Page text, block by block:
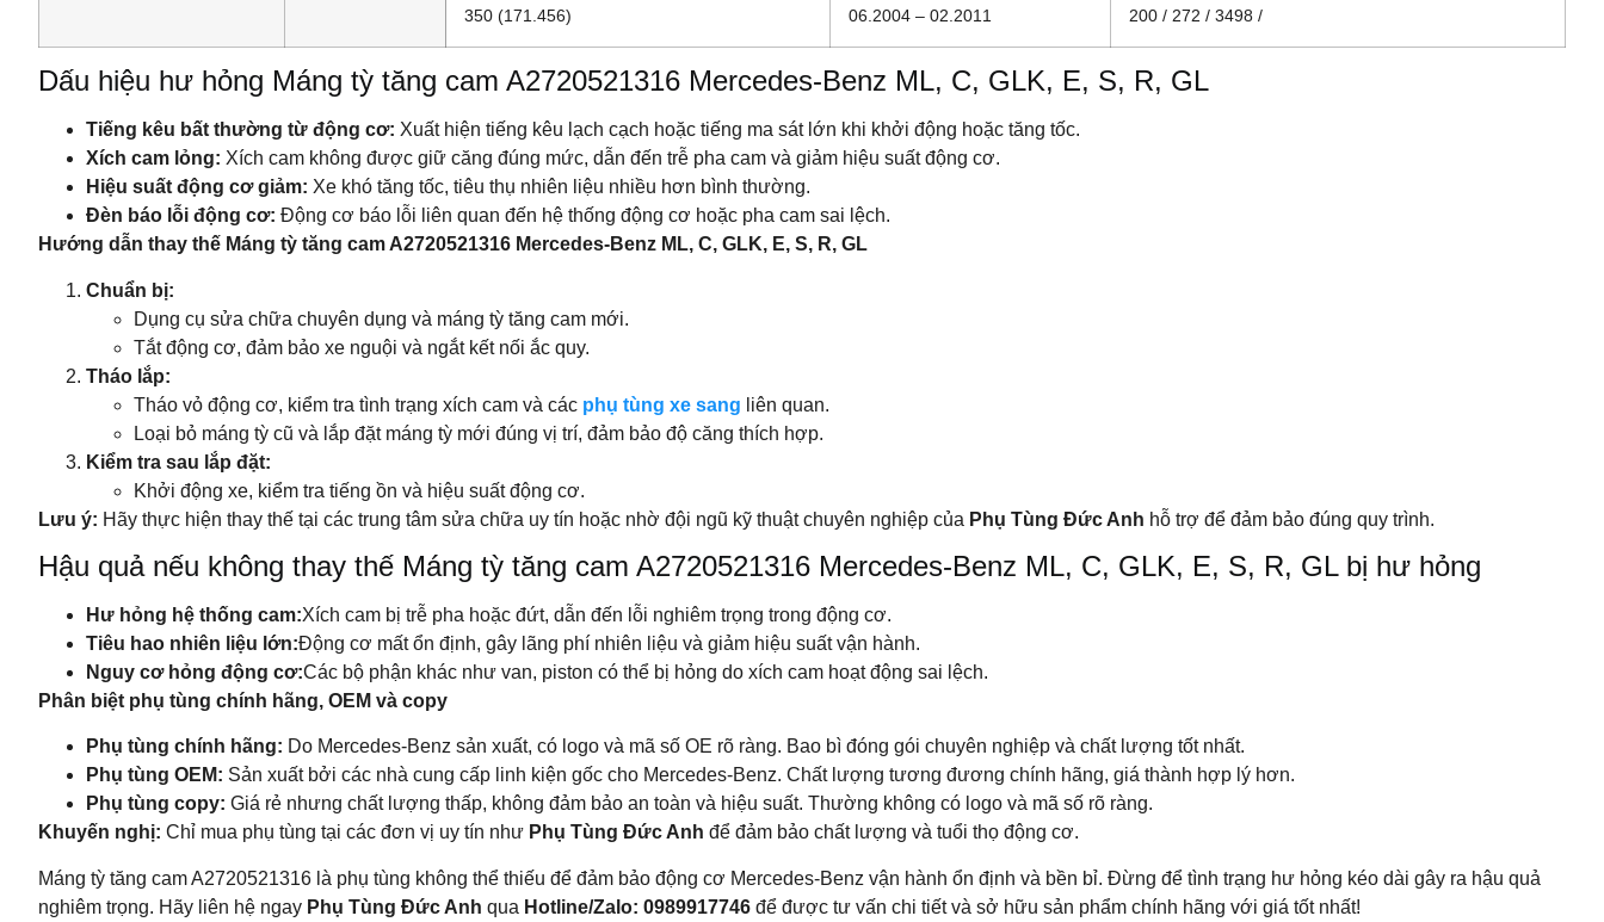
350 (171.456) 06.2004 – 02.2011 200 / 272 / 3498 /
Dấu hiệu hư hỏng Máng tỳ tăng cam A2720521316 Mercedes-Benz ML, C, GLK, E, S, R, GL
Tiếng kêu bất thường từ động cơ: Xuất hiện tiếng kêu lạch cạch hoặc tiếng ma sát lớn khi khởi động hoặc tăng tốc.
Xích cam lỏng: Xích cam không được giữ căng đúng mức, dẫn đến trễ pha cam và giảm hiệu suất động cơ.
Hiệu suất động cơ giảm: Xe khó tăng tốc, tiêu thụ nhiên liệu nhiều hơn bình thường.
Đèn báo lỗi động cơ: Động cơ báo lỗi liên quan đến hệ thống động cơ hoặc pha cam sai lệch.
Hướng dẫn thay thế Máng tỳ tăng cam A2720521316 Mercedes-Benz ML, C, GLK, E, S, R, GL
Chuẩn bị:
Dụng cụ sửa chữa chuyên dụng và máng tỳ tăng cam mới.
Tắt động cơ, đảm bảo xe nguội và ngắt kết nối ắc quy.
Tháo lắp:
Tháo vỏ động cơ, kiểm tra tình trạng xích cam và các phụ tùng xe sang liên quan.
Loại bỏ máng tỳ cũ và lắp đặt máng tỳ mới đúng vị trí, đảm bảo độ căng thích hợp.
Kiểm tra sau lắp đặt:
Khởi động xe, kiểm tra tiếng ồn và hiệu suất động cơ.
Lưu ý: Hãy thực hiện thay thế tại các trung tâm sửa chữa uy tín hoặc nhờ đội ngũ kỹ thuật chuyên nghiệp của Phụ Tùng Đức Anh hỗ trợ để đảm bảo đúng quy trình.
Hậu quả nếu không thay thế Máng tỳ tăng cam A2720521316 Mercedes-Benz ML, C, GLK, E, S, R, GL bị hư hỏng
Hư hỏng hệ thống cam:Xích cam bị trễ pha hoặc đứt, dẫn đến lỗi nghiêm trọng trong động cơ.
Tiêu hao nhiên liệu lớn:Động cơ mất ổn định, gây lãng phí nhiên liệu và giảm hiệu suất vận hành.
Nguy cơ hỏng động cơ:Các bộ phận khác như van, piston có thể bị hỏng do xích cam hoạt động sai lệch.
Phân biệt phụ tùng chính hãng, OEM và copy
Phụ tùng chính hãng: Do Mercedes-Benz sản xuất, có logo và mã số OE rõ ràng. Bao bì đóng gói chuyên nghiệp và chất lượng tốt nhất.
Phụ tùng OEM: Sản xuất bởi các nhà cung cấp linh kiện gốc cho Mercedes-Benz. Chất lượng tương đương chính hãng, giá thành hợp lý hơn.
Phụ tùng copy: Giá rẻ nhưng chất lượng thấp, không đảm bảo an toàn và hiệu suất. Thường không có logo và mã số rõ ràng.
Khuyến nghị: Chỉ mua phụ tùng tại các đơn vị uy tín như Phụ Tùng Đức Anh để đảm bảo chất lượng và tuổi thọ động cơ.
Máng tỳ tăng cam A2720521316 là phụ tùng không thể thiếu để đảm bảo động cơ Mercedes-Benz vận hành ổn định và bền bỉ. Đừng để tình trạng hư hỏng kéo dài gây ra hậu quả
nghiêm trọng. Hãy liên hệ ngay Phụ Tùng Đức Anh qua Hotline/Zalo: 0989917746 để được tư vấn chi tiết và sở hữu sản phẩm chính hãng với giá tốt nhất!